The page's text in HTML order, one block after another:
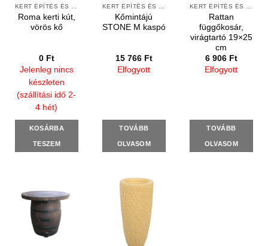
Roma kerti kút,
vörös kő
0 Ft
Jelenleg nincs
készleten
(szállítási idő 2-
4 hét)
KOSÁRBA
TESZEM
Kőmintájú
STONE M kaspó
15 766 Ft
Elfogyott
TOVÁBB
OLVASOM
Rattan
függőkosár,
virágtartó 19×25
cm
6 906 Ft
Elfogyott
TOVÁBB
OLVASOM